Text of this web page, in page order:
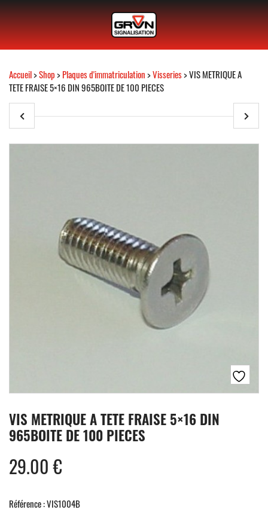
Accueil>Shop>Plaques d'immatriculation>Visseries> VIS METRIQUE A
TETE FRAISE 5×16 DIN 965BOITE DE 100 PIECES
VIS METRIQUE A TETE FRAISE 5×16 DIN
965BOITE DE 100 PIECES
29.00€
Référence : VIS1004B